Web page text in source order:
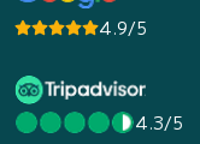
4.9/5
4.3/5